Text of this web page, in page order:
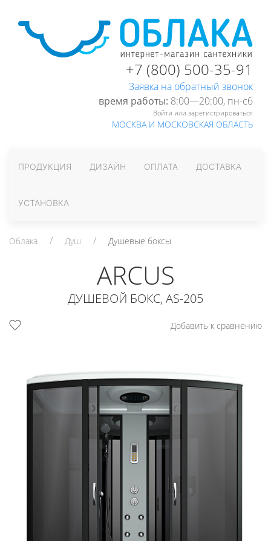
+7 (800) 500-35-91
Заявка на обратный звонок
время работы: 8:00—20:00, пн-cб
Войти или зарегистрироваться
МОСКВА И МОСКОВСКАЯ ОБЛАСТЬ
ПРОДУКЦИЯ ДИЗАЙН ОПЛАТА ДОСТАВКА
УСТАНОВКА
Облака Душ Душевые боксы
ARCUS
ДУШЕВОЙ БОКС, AS-205
Добавить к сравнению